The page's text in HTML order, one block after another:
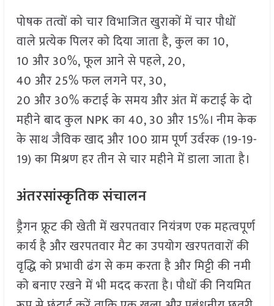
पोषक तत्वों को चार विभाजित खुराकों में चार पौधों
वाले प्रत्येक पिलर को दिया जाता है, कुल का 10,
10 और 30%, फूल आने से पहले, 20,
40 और 25% फल लगने पर, 30,
20 और 30% कटाई के समय और अंत में कटाई के दो
महीने बाद कुल NPK का 40, 30 और 15%। नीम केक
के साथ जैविक खाद और 100 ग्राम पूर्ण उर्वरक (19-19-
19) का मिश्रण हर तीन से चार महीने में डाला जाता है।
अंतरसांस्कृतिक संचालन
ड्रैगन फ्रूट की खेती में खरपतवार नियंत्रण एक महत्वपूर्ण
कार्य है और खरपतवार मैट का उपयोग खरपतवारों की
वृद्धि को प्रभावी ढंग से कम करता है और मिट्टी की नमी
को बनाए रखने में भी मदद करता है। पौधों की नियमित